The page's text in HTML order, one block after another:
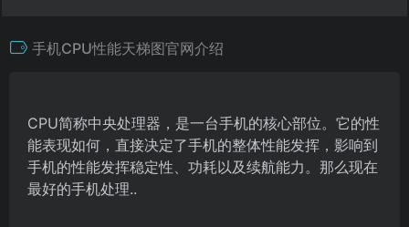
手机CPU性能天梯图官网介绍
CPU简称中央处理器，是一台手机的核心部位。它的性
能表现如何，直接决定了手机的整体性能发挥，影响到
手机的性能发挥稳定性、功耗以及续航能力。那么现在
最好的手机处理..